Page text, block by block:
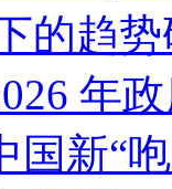
趋势
年
国新“